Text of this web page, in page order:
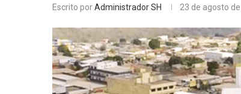
Escrito porAdministrador SH 23 de agosto